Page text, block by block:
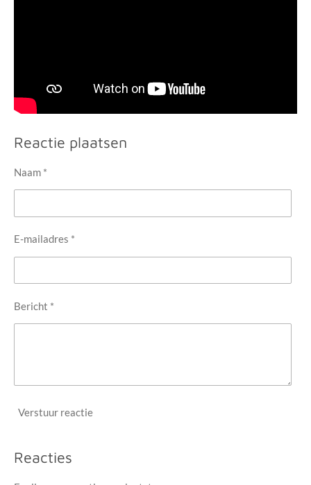
Reactie plaatsen
Naam *
E-mailadres *
Bericht *
Verstuur reactie
Reacties